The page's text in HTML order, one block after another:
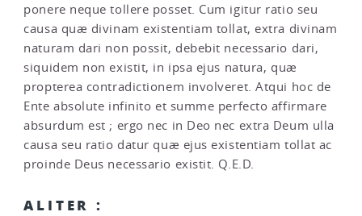
ponere neque tollere posset. Cum igitur ratio seu
causa quæ divinam existentiam tollat, extra divinam
naturam dari non possit, debebit necessario dari,
siquidem non existit, in ipsa ejus natura, quæ
propterea contradictionem involveret. Atqui hoc de
Ente absolute infinito et summe perfecto affirmare
absurdum est ; ergo nec in Deo nec extra Deum ulla
causa seu ratio datur quæ ejus existentiam tollat ac
proinde Deus necessario existit. Q.E.D.
ALITER :